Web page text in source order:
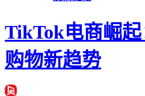
TikTok电商崛起
购物新趋势